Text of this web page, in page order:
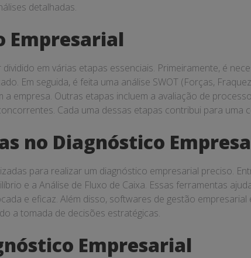
detalhadas.
Empresarial
em várias etapas essenciais. Primeiramente, é
Em seguida, é feita uma análise SWOT (Forças,
empresa. Outras etapas incluem a avaliação de
Cada uma dessas etapas contribui para
no Diagnóstico
para realizar um diagnóstico empresarial preciso.
e a Análise de Fluxo de Caixa. Essas ferramentas
e eficaz. Além disso, softwares de gestão
a tomada de decisões estratégicas.
Empresarial